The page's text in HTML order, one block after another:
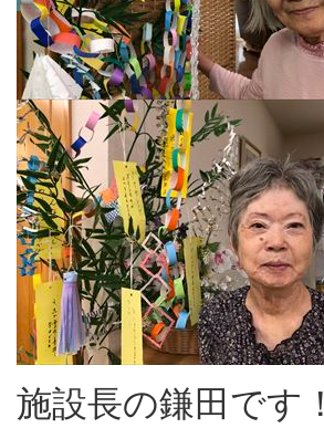
施設長の鎌田です！